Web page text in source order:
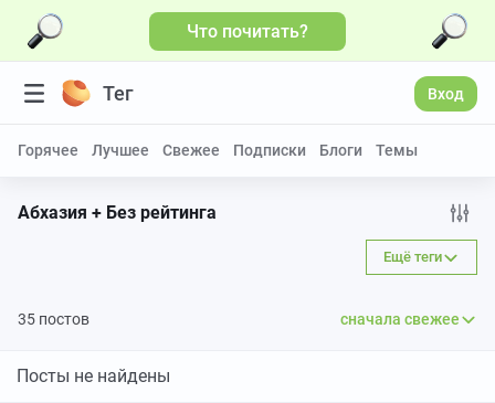
Что почитать?
Тег Вход
Горячее Лучшее Свежее Подписки Блоги Темы
Абхазия + Без рейтинга
Ещё теги
35 постов сначала свежее
Посты не найдены